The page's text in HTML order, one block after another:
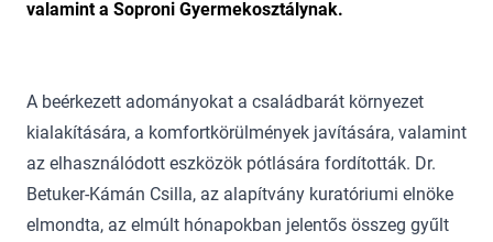
valamint a Soproni Gyermekosztálynak.
A beérkezett adományokat a családbarát környezet
kialakítására, a komfortkörülmények javítására, valamint
az elhasználódott eszközök pótlására fordították. Dr.
Betuker-Kámán Csilla, az alapítvány kuratóriumi elnöke
elmondta, az elmúlt hónapokban jelentős összeg gyűlt